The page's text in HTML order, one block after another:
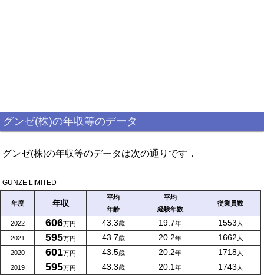
グンゼ(株)の年収等のデータ
グンゼ(株)の年収等のデータは次の通りです．
GUNZE LIMITED
年度 年収
平均
年齢
平均
経験年数
従業員数
2022 606万円 43.3歳 19.7年 1553 人
2021 595万円 43.7歳 20.2年 1662 人
2020 601万円 43.5歳 20.2年 1718人
2019 595万円 43.3歳 20.1 年 1743 人